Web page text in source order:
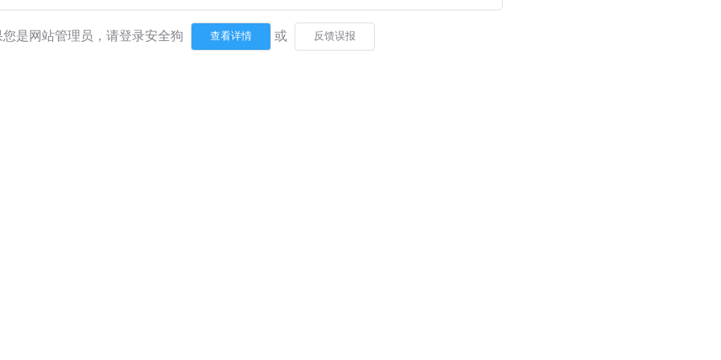
您是网站管理员，请登录安全狗 或